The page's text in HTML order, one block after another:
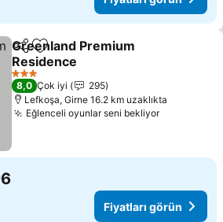
PaylaşFavorilerime ekle
Greenland Premium
Residence
3 Yıldız
8,0 Çok iyi
295
Lefkoşa, Girne 16.2 km uzaklıkta
Eğlenceli oyunlar seni bekliyor
Fiyatları görün